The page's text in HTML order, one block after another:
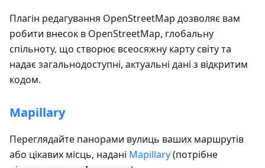
Плагін редагування OpenStreetMap дозволяє вам
робити внесок в OpenStreetMap, глобальну
спільноту, що створює всеосяжну карту світу та
надає загальнодоступні, актуальні дані з відкритим
кодом.
Mapillary
Переглядайте панорами вулиць ваших маршрутів
або цікавих місць, надані Mapillary(потрібне